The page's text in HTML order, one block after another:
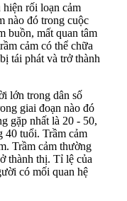
rối loạn cảm
nào đó trong cuộc
buồn, mất quan tâm
cảm có thể chữa
tái phát và trở thành
lớn trong dân số
giai đoạn nào đó
gặp nhất là 20 - 50,
40 tuổi. Trầm cảm
Trầm cảm thường
thành thị. Tỉ lệ của
có mối quan hệ